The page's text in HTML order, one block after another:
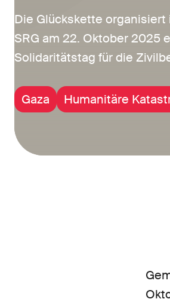
Die Glückskette
SRG am 22. Oktober 2025
Solidaritätstag für die
Gaza Humanitäre